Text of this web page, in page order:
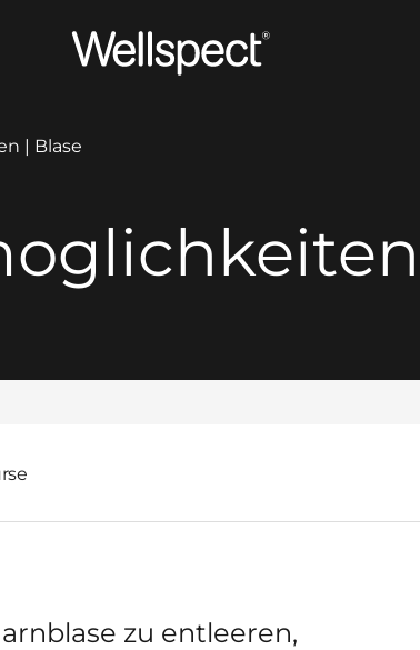
Wellspect
| Blase
zu entleeren,